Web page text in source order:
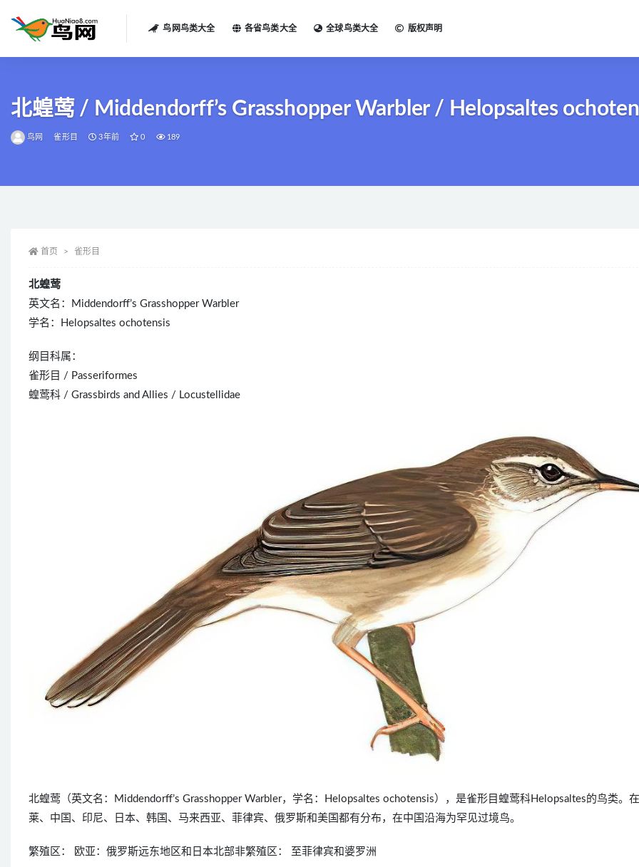
鸟网鸟类大全 各省鸟类大全 全球鸟类大全 版权声明
北蝗莺 / Middendorff’s Grasshopper Warbler / Helopsaltes
鸟网 雀形目 3年前 0 189
首页 雀形目
北蝗莺
英文名：Middendorff’s Grasshopper Warbler
学名：Helopsaltes ochotensis
纲目科属：
雀形目 / Passeriformes
蝗莺科 / Grassbirds and Allies / Locustellidae
北蝗莺（英文名：Middendorff’s Grasshopper Warbler，学名：Helopsaltes ochotensis），是雀形目蝗莺科Helopsaltes的鸟类。
莱、中国、印尼、日本、韩国、马来西亚、菲律宾、俄罗斯和美国都有分布，在中国沿海为罕见过境鸟。
繁殖区： 欧亚：俄罗斯远东地区和日本北部非繁殖区： 至菲律宾和婆罗洲